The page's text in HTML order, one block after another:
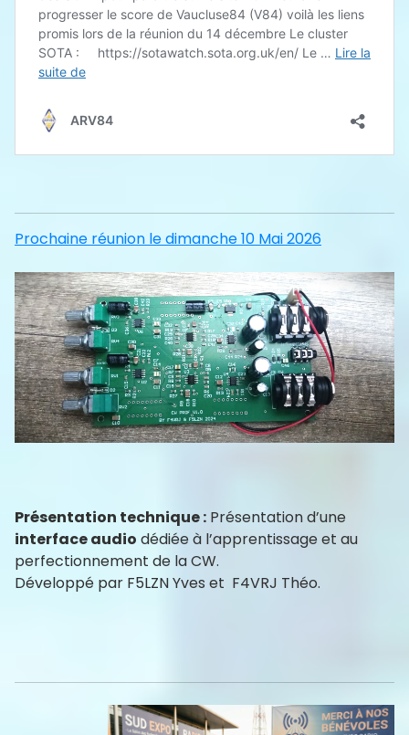
Prochaine réunion le dimanche 10 Mai 2026
Présentation technique : Présentation d’une
interface audio dédiée à l’apprentissage et au
perfectionnement de la CW.
Développé par F5LZN Yves et F4VRJ Théo.